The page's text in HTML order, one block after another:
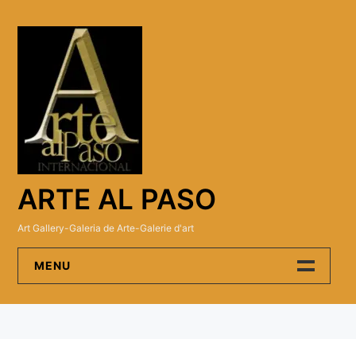
ARTE AL PASO
Art Gallery-Galeria de Arte-Galerie d'art
MENU